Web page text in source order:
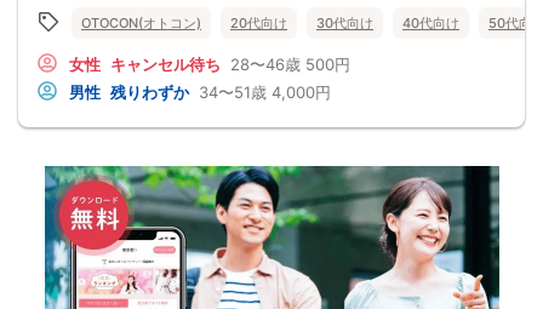
OTOCON(オトコン) 20代向け 30代向け 40代向け 50代向
女性 キャンセル待ち 28〜46歳 500円
男性 残りわずか 34〜51歳 4,000円